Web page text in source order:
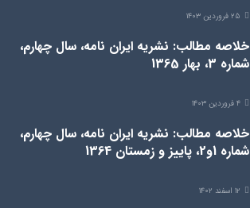
۲۵ فروردین ۱۴۰۳
خلاصه مطالب: نشریه ایران نامه، سال چهارم،
شماره 3، بهار 1365
۴ فروردین ۱۴۰۳
خلاصه مطالب: نشریه ایران نامه، سال چهارم،
شماره 1و2، پاییز و زمستان 1364
۱۲ اسفند ۱۴۰۲